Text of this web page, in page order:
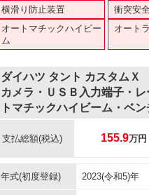
横滑り防止装置 衝突安
オートマチックハイビー
ム
オート
ダイハツ タント カスタムＸ
カメラ・ＵＳＢ入力端子・
トマチックハイビーム・ベ
支払総額(税込) 155.9万円
年式(初度登録) 2023(令和5)年